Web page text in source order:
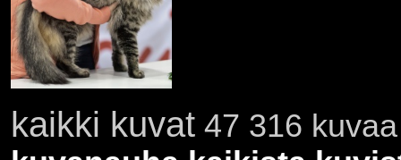
kaikki kuvat47 316